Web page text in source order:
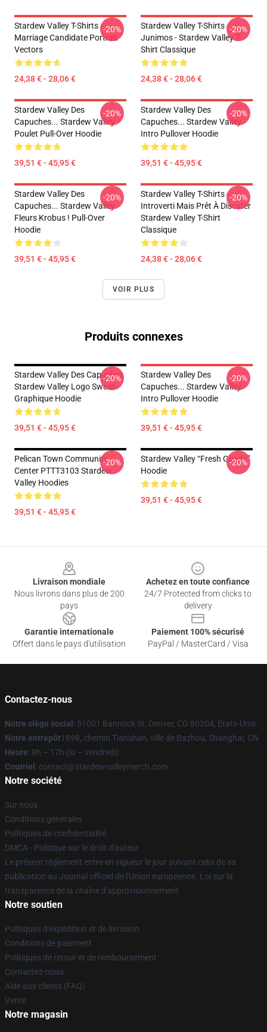
Stardew Valley T-Shirts -
Marriage Candidate Portrait
Vectors
24,38 € - 28,06 €
-20%
Stardew Valley T-Shirts -
Junimos - Stardew Valley T-
Shirt Classique
24,38 € - 28,06 €
-20%
Stardew Valley Des
Capuches... Stardew Valley
Poulet Pull-Over Hoodie
39,51 € - 45,95 €
-20%
Stardew Valley Des
Capuches... Stardew Valley
Intro Pullover Hoodie
39,51 € - 45,95 €
-20%
Stardew Valley Des
Capuches... Stardew Valley
Fleurs Krobus ! Pull-Over
Hoodie
39,51 € - 45,95 €
-20%
Stardew Valley T-Shirts -
Introverti Mais Prêt À Discuter
Stardew Valley T-Shirt
Classique
24,38 € - 28,06 €
-20%
VOIR PLUS
Produits connexes
Stardew Valley Des Capuches
Stardew Valley Logo Sweat
Graphique Hoodie
39,51 € - 45,95 €
-20%
Stardew Valley Des
Capuches... Stardew Valley
Intro Pullover Hoodie
39,51 € - 45,95 €
-20%
Pelican Town Community
Center PTTT3103 Stardew
Valley Hoodies
39,51 € - 45,95 €
-20%
Stardew Valley “Fresh Goods”
Hoodie
39,51 € - 45,95 €
-20%
Livraison mondiale
Nous livrons dans plus de 200
pays
Achetez en toute confiance
24/7 Protected from clicks to
delivery
Garantie internationale
Offert dans le pays d'utilisation
Paiement 100% sécurisé
PayPal / MasterCard / Visa
Contactez-nous
Notre siège social : 51001 Bannock St, Denver, CO 80204, États-Unis
Notre entrepôt1898, chemin Tianshan, ville de Bazhou, Shanghai, CN
Heure: 9h – 17h (lu – vendredi)
Courriel : contact@stardewvalleymerch.com
Notre société
Sur nous
Conditions générales
Politiques de confidentialité
DMCA - Politique sur le droit d'auteur
Le présent règlement entre en vigueur le jour suivant celui de sa
publication au Journal officiel de l'Union européenne. Loi sur la
transparence de la chaîne d'approvisionnement
Notre soutien
Politiques d'expédition et de livraison
Conditions de paiement
Politiques de retour et de remboursement
Contactez-nous
Aide aux clients (FAQ)
Vente
Notre magasin